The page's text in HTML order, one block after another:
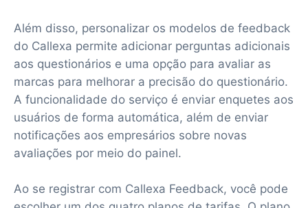
Além disso, personalizar os modelos de feedback
do Callexa permite adicionar perguntas adicionais
aos questionários e uma opção para avaliar as
marcas para melhorar a precisão do questionário.
A funcionalidade do serviço é enviar enquetes aos
usuários de forma automática, além de enviar
notificações aos empresários sobre novas
avaliações por meio do painel.
Ao se registrar com Callexa Feedback, você pode